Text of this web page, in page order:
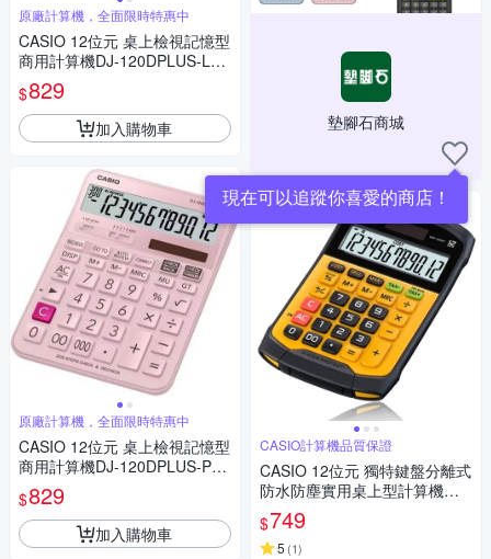
原廠計算機，全面限時特惠中
CASIO 12位元 桌上檢視記憶型
商用計算機DJ-120DPLUS-LB
(藍色)
$829
加入購物車
原廠計算機，全面限時特惠中
CASIO 12位元 桌上檢視記憶型
商用計算機DJ-120DPLUS-PK
(粉色)
$829
加入購物車
墊腳石商城
現在可以追蹤你喜愛的商店！
CASIO計算機品質保證
CASIO 12位元 獨特鍵盤分離式
防水防塵實用桌上型計算機WM
-320MT-大黃蜂潮流配
$749
5 (1)